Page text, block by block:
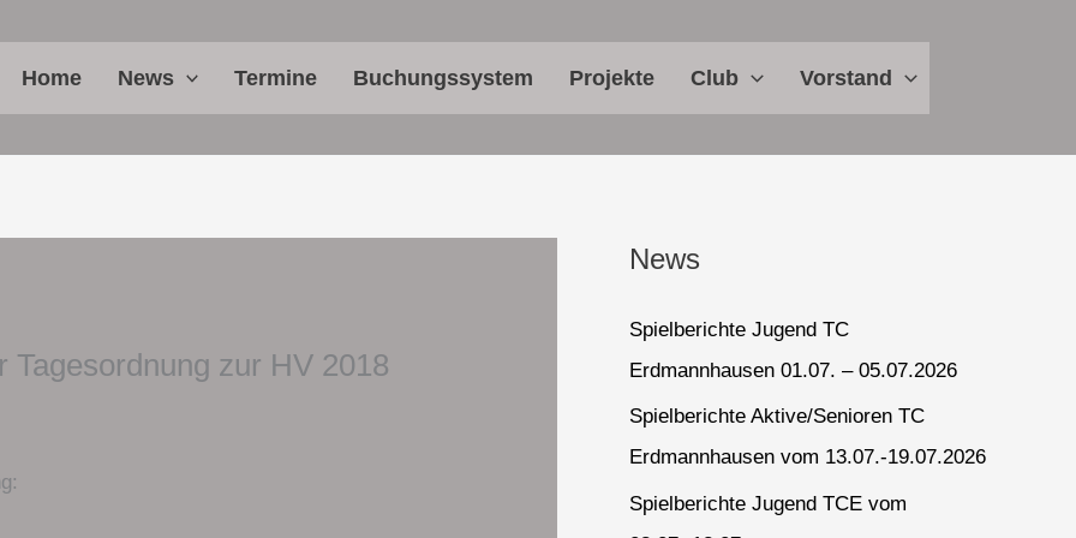
Home News Termine Buchungssystem Projekte Club Vorstand
Tagesordnung zur HV 2018
News
Spielberichte Jugend TC
Erdmannhausen 01.07. – 05.07.2026
Spielberichte Aktive/Senioren TC
Erdmannhausen vom 13.07.-19.07.2026
Spielberichte Jugend TCE vom